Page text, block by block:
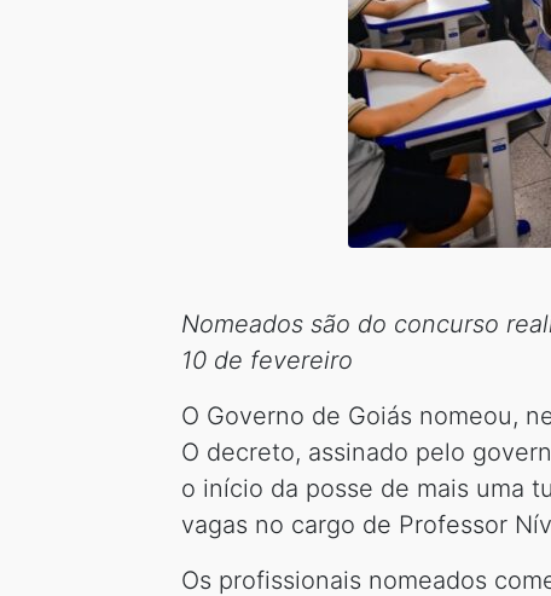
Nomeados são do concurso
10 de fevereiro
O Governo de Goiás nomeou,
O decreto, assinado pelo
o início da posse de mais uma
vagas no cargo de Professor
Os profissionais nomeados